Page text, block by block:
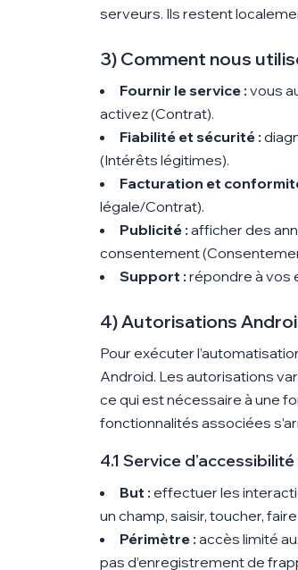
serveurs. Ils restent
3) Comment nous
Fournir le service : vous
activez (Contrat).
Fiabilité et sécurité :
(Intérêts légitimes).
Facturation et
légale/Contrat).
Publicité : afficher des
consentement
Support : répondre à vos
4) Autorisations
Pour exécuter
Android. Les autorisations
ce qui est nécessaire à une
fonctionnalités associées
4.1 Service d’accessibilité
But : effectuer les
un champ, saisir, toucher,
Périmètre : accès limité
pas d’enregistrement de